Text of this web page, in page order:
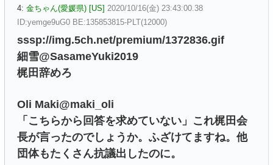
4: 金ちゃん(愛媛県) [US] 2020/10/16(金) 23:43:00.38
ID:yemge9uG0 BE:135853815-PLT(12000)
sssp://img.5ch.net/premium/1372836.gif
細雪@SasameYuki2019
梶田辞めろ
Oli Maki@maki_oli
「こちらから回答を求めていない」これ梶田会
長が言ったのでしょうか。ふざけてますね。他
団体もたくさん抗議出したのに。